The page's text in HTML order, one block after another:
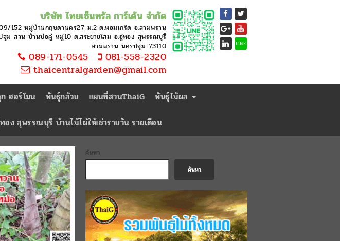
บริษัท ไทยเซ็นทรัล การ์เด้น จำกัด
152 หมู่บ้านกฤษดานคร27 ม.2 ต.หอมเกร็ด อ.สามพราน
ฐม สวน บ้านบ่อคู่ หมู่10 ต.สระยายโสม อ.อู่ทอง สุพรรณบุรี
สามพราน นครปฐม 73110
089-171-0545
081-558-2320
thaicentralgarden@gmail.com
LINE
ฮอร์โมน พันธุ์กล้วย แผนที่สวนThaiG
พันธุ์ไม้ผล
ง สุพรรณบุรี บ้านไม้ไผ่ให้เช่ารายวัน รายเดือน
ค้นหา
ค้นหา